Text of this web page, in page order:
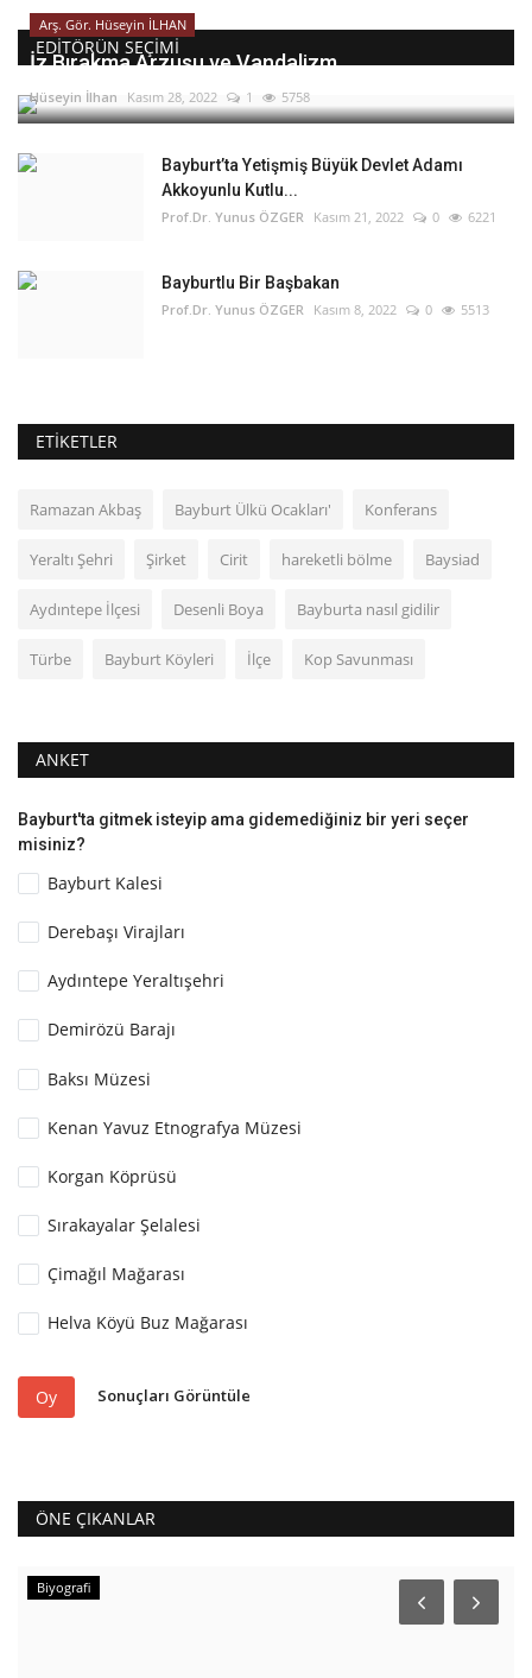
EDITÖRÜN SEÇIMI
Arş. Gör. Hüseyin İLHAN
İz Bırakma Arzusu ve Vandalizm
Hüseyin İlhan Kasım 28, 2022 1 5758
Bayburt’ta Yetişmiş Büyük Devlet Adamı
Akkoyunlu Kutlu...
Prof.Dr. Yunus ÖZGER Kasım 21, 2022 0 6221
Bayburtlu Bir Başbakan
Prof.Dr. Yunus ÖZGER Kasım 8, 2022 0 5513
ETIKETLER
Ramazan Akbaş Bayburt Ülkü Ocakları' Konferans
Yeraltı Şehri Şirket Cirit hareketli bölme Baysiad
Aydıntepe İlçesi Desenli Boya Bayburta nasıl gidilir
Türbe Bayburt Köyleri İlçe Kop Savunması
ANKET
Bayburt'ta gitmek isteyip ama gidemediğiniz bir yeri seçer
misiniz?
Bayburt Kalesi
Derebaşı Virajları
Aydıntepe Yeraltışehri
Demirözü Barajı
Baksı Müzesi
Kenan Yavuz Etnografya Müzesi
Korgan Köprüsü
Sırakayalar Şelalesi
Çimağıl Mağarası
Helva Köyü Buz Mağarası
Oy Sonuçları Görüntüle
ÖNE ÇIKANLAR
Biyografi